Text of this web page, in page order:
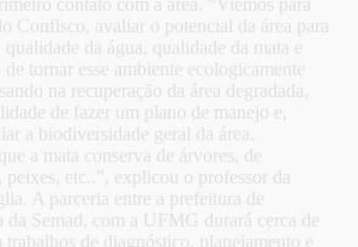
contato com a área. “Viemos para
Confisco, avaliar o potencial da área para
da água, qualidade da mata e
tornar esse ambiente ecologicamente
na recuperação da área degradada,
de fazer um plano de manejo e,
a biodiversidade geral da área.
a mata conserva de árvores, de
peixes, etc..”, explicou o professor da
A parceria entre a prefeitura de
da Semad, com a UFMG durará cerca de
de diagnóstico, planejamento e